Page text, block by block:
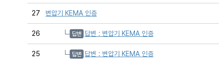
27 변압기 KEMA 인증
26 답변 : 변압기 KEMA 인증
25 답변 : 변압기 KEMA 인증